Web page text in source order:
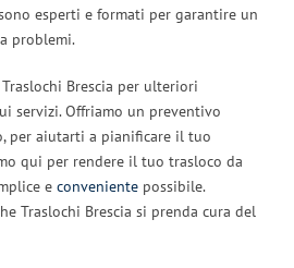
esperti e formati per garantire un
problemi.
Brescia per ulteriori
servizi. Offriamo un preventivo
per aiutarti a pianificare il tuo
qui per rendere il tuo trasloco da
e conveniente possibile.
Traslochi Brescia si prenda cura del